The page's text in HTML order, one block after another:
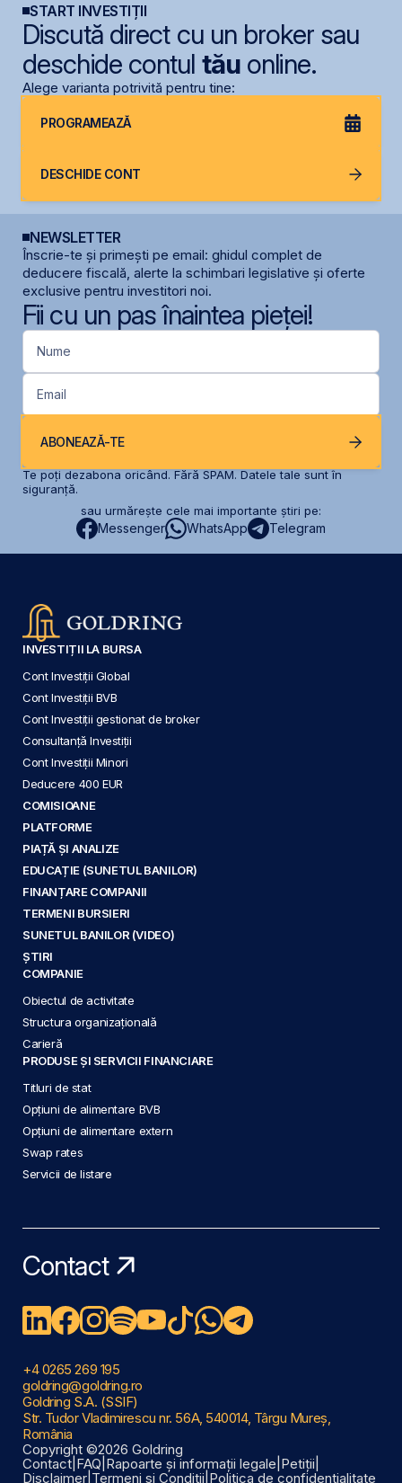
START INVESTIȚII
Discută direct cu un broker sau
deschide contul tăuonline.
Alege varianta potrivită pentru tine:
PROGRAMEAZĂ
DESCHIDE CONT
NEWSLETTER
Înscrie-te și primești pe email: ghidul complet de
deducere fiscală, alerte la schimbari legislative și oferte
exclusive pentru investitori noi.
Fii cu un pas înaintea pieței!
Nume
Email
ABONEAZĂ-TE
Te poți dezabona oricând. Fără SPAM. Datele tale sunt în
siguranță.
sau urmărește cele mai importante știri pe:
Messenger WhatsApp Telegram
INVESTIȚII LA BURSA
Cont Investiții Global
Cont Investiții BVB
Cont Investiții gestionat de broker
Consultanță Investiții
Cont Investiții Minori
Deducere 400 EUR
COMISIOANE
PLATFORME
PIAȚĂ ȘI ANALIZE
EDUCAȚIE (SUNETUL BANILOR)
FINANȚARE COMPANII
TERMENI BURSIERI
SUNETUL BANILOR (VIDEO)
ȘTIRI
COMPANIE
Obiectul de activitate
Structura organizațională
Carieră
PRODUSE ȘI SERVICII FINANCIARE
Titluri de stat
Opțiuni de alimentare BVB
Opțiuni de alimentare extern
Swap rates
Servicii de listare
Contact
+4 0265 269 195
goldring@goldring.ro
Goldring S.A. (SSIF)
Str. Tudor Vladimirescu nr. 56A, 540014, Târgu Mureș,
România
Copyright ©2026 Goldring
Contact FAQ Rapoarte și informații legale Petiții
Disclaimer Termeni și Condiții Politica de confidențialitate